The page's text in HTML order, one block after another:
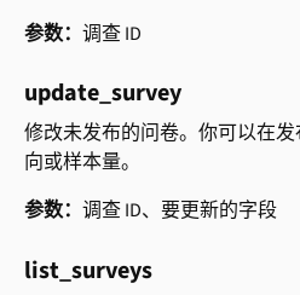
参数： 调查 ID
update_survey
修改未发布的问卷。你可以在
向或样本量。
参数： 调查 ID、要更新的字段
list_surveys